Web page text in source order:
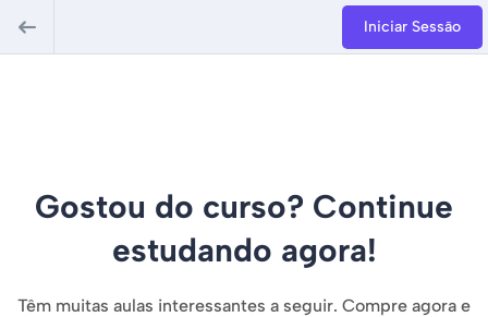
Iniciar Sessão
Gostou do curso? Continue
estudando agora!
Têm muitas aulas interessantes a seguir. Compre agora e